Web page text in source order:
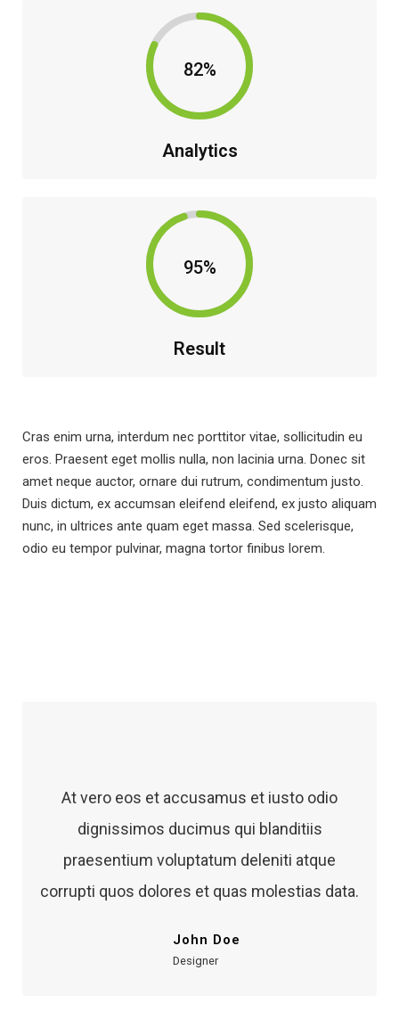
82%
Analytics
95%
Result
Cras enim urna, interdum nec porttitor vitae, sollicitudin eu
eros. Praesent eget mollis nulla, non lacinia urna. Donec sit
amet neque auctor, ornare dui rutrum, condimentum justo.
Duis dictum, ex accumsan eleifend eleifend, ex justo aliquam
nunc, in ultrices ante quam eget massa. Sed scelerisque,
odio eu tempor pulvinar, magna tortor finibus lorem.
At vero eos et accusamus et iusto odio
dignissimos ducimus qui blanditiis
praesentium voluptatum deleniti atque
corrupti quos dolores et quas molestias data.
John Doe
Designer